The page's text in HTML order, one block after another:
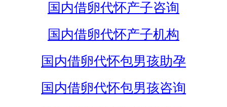
国内借卵代怀产子咨询
国内借卵代怀产子机构
国内借卵代怀包男孩助孕
国内借卵代怀包男孩咨询